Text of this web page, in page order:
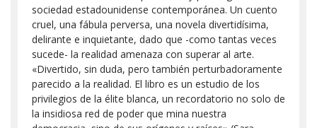
sociedad estadounidense contemporánea. Un cuento
cruel, una fábula perversa, una novela divertidísima,
delirante e inquietante, dado que -como tantas veces
sucede- la realidad amenaza con superar al arte.
«Divertido, sin duda, pero también perturbadoramente
parecido a la realidad. El libro es un estudio de los
privilegios de la élite blanca, un recordatorio no solo de
la insidiosa red de poder que mina nuestra